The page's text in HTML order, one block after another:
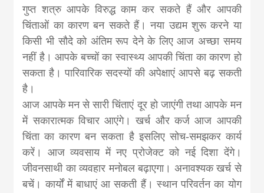
गुप्त शत्रु आपके विरुद्ध काम कर सकते हैं और आपकी
चिंताओं का कारण बन सकते हैं। नया उद्यम शुरू करने या
किसी भी सौदे को अंतिम रूप देने के लिए आज अच्छा समय
नहीं है। आपके बच्चों का स्वास्थ्य आपकी चिंता का कारण हो
सकता है। पारिवारिक सदस्यों की अपेक्षाएं आपसे बढ़ सकती
है।
आज आपके मन से सारी चिंताएं दूर हो जाएंगी तथा आपके मन
में सकारात्मक विचार आएंगे। खर्च और कर्ज आज आपकी
चिंता का कारण बन सकता है इसलिए सोच-समझकर कार्य
करें। आज व्यवसाय में नए प्रोजेक्ट को नई दिशा देंगे।
जीवनसाथी का व्यवहार मनोबल बढ़ाएगा। अनावश्यक खर्च से
बचें। कार्यों में बाधाएं आ सकती हैं। स्थान परिवर्तन का योग